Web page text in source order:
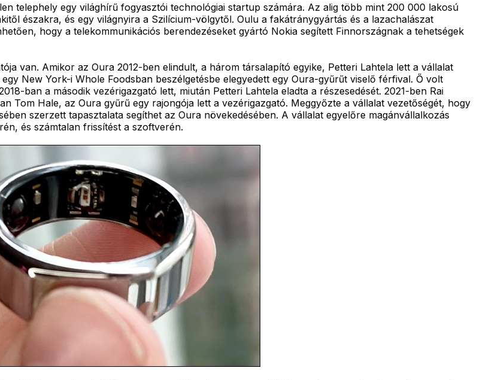
telephely egy világhírű fogyasztói technológiai startup számára. Az alig több mint 200 000 lakosú
északra, és egy világnyira a Szilícium-völgytől. Oulu a fakátránygyártás és a lazachalászat
hogy a telekommunikációs berendezéseket gyártó Nokia segített Finnországnak a tehetségek
van. Amikor az Oura 2012-ben elindult, a három társalapító egyike, Petteri Lahtela lett a vállalat
New York-i Whole Foodsban beszélgetésbe elegyedett egy Oura-gyűrűt viselő férfival. Ő volt
ban a második vezérigazgató lett, miután Petteri Lahtela eladta a részesedését. 2021-ben Rai
Tom Hale, az Oura gyűrű egy rajongója lett a vezérigazgató. Meggyőzte a vállalat vezetőségét, hogy
szerzett tapasztalata segíthet az Oura növekedésében. A vállalat egyelőre magánvállalkozás
és számtalan frissítést a szoftverén.